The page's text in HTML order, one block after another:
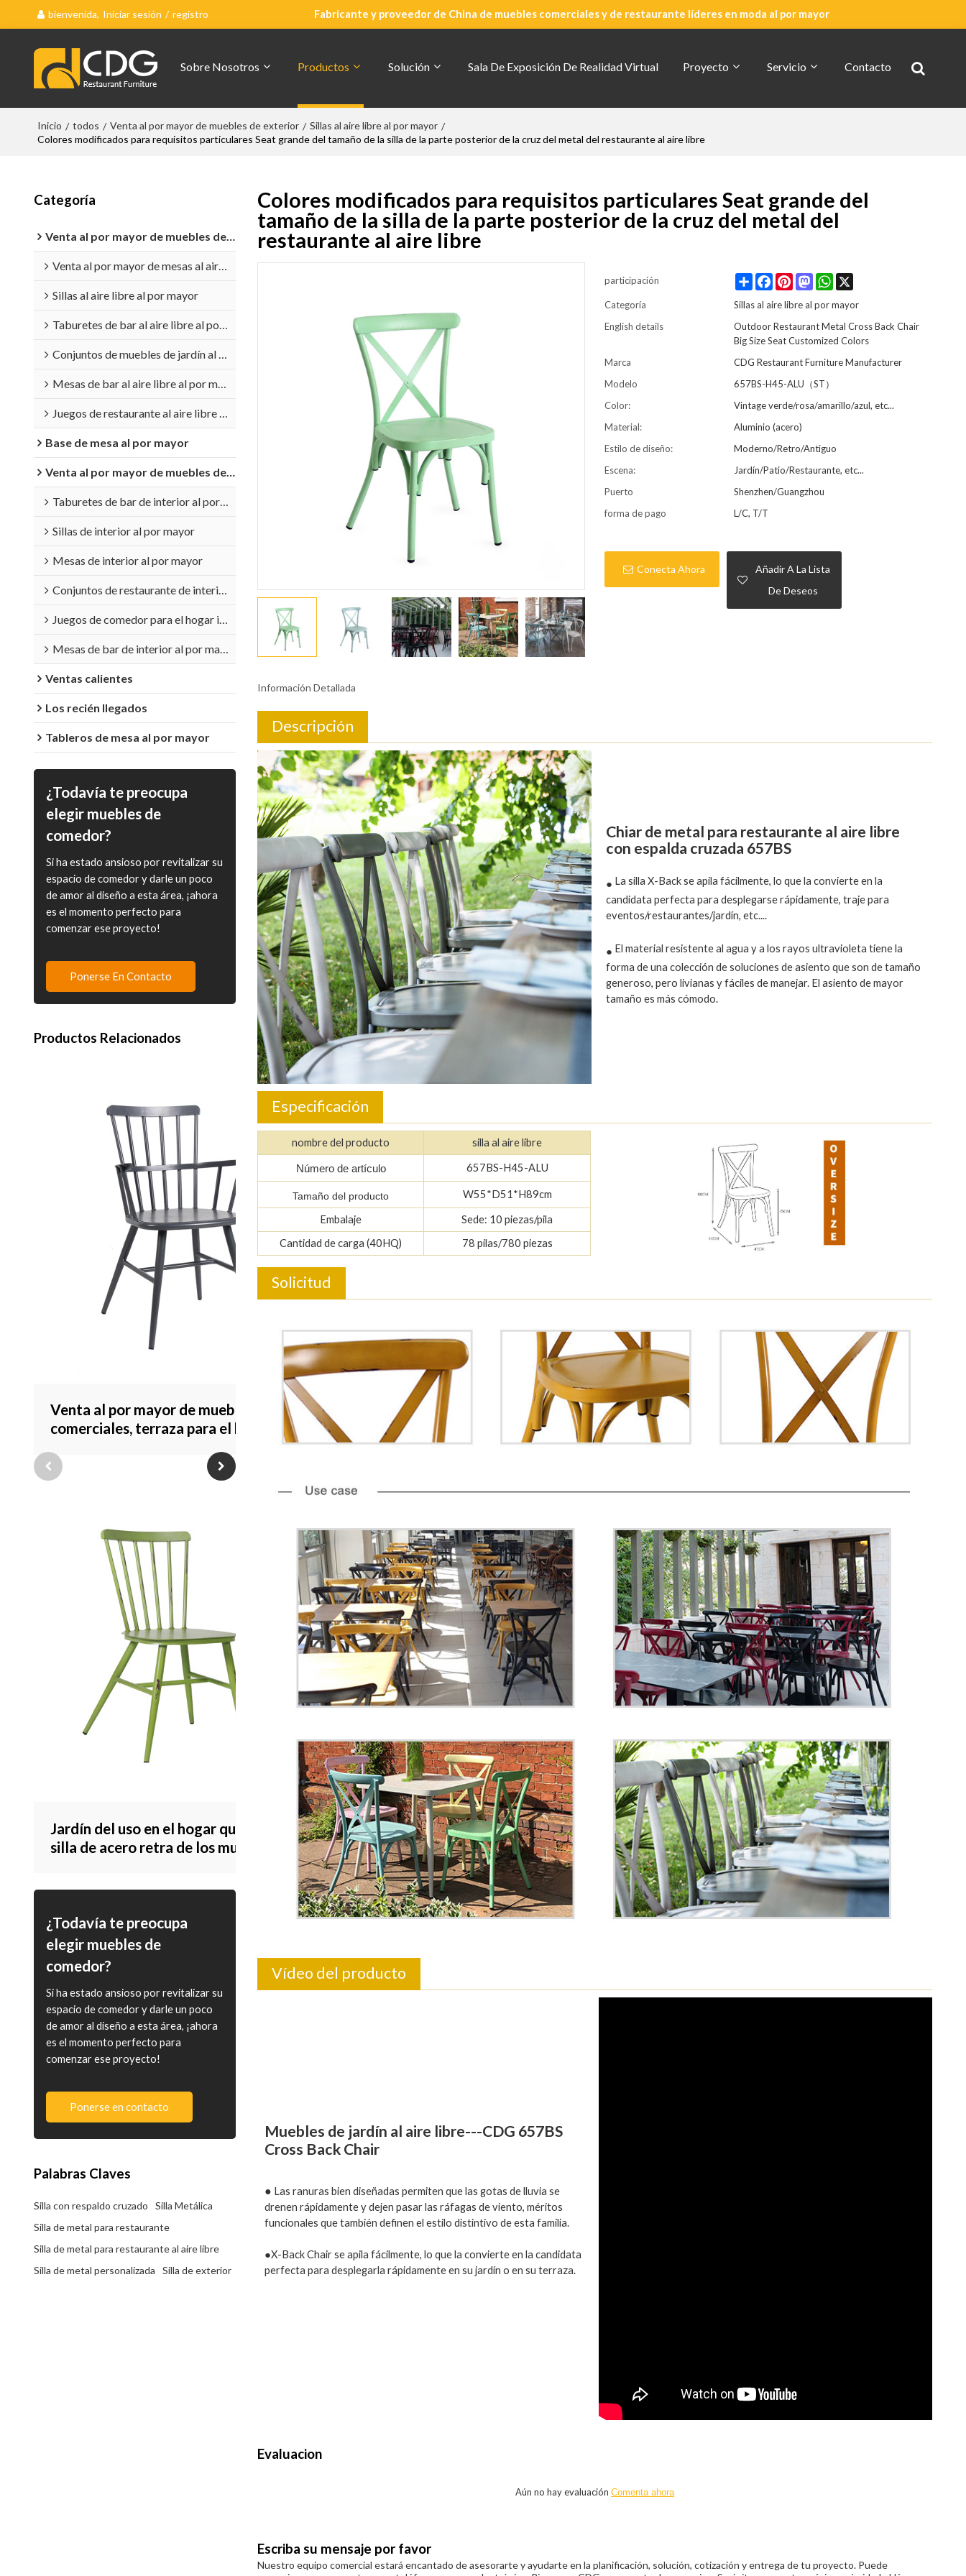
bienvenida, Iniciar sesión / registro Fabricante y proveedor de China de muebles comerciales y de restaurante líderes en moda al por mayor
Sobre Nosotros Productos Solución Sala De Exposición De Realidad Virtual Proyecto Servicio Contacto
Cotización Rápida
Inicio / todos / Venta al por mayor de muebles de exterior / Sillas al aire libre al por mayor /
Colores modificados para requisitos particulares Seat grande del tamaño de la silla de la parte posterior de la cruz del metal del restaurante al aire libre
Categoría
Venta al por mayor de muebles de exterior
Venta al por mayor de mesas al aire libre
Sillas al aire libre al por mayor
Taburetes de bar al aire libre al por mayor
Conjuntos de muebles de jardín al por mayor
Mesas de bar al aire libre al por mayor
Juegos de restaurante al aire libre al por mayor
Base de mesa al por mayor
Venta al por mayor de muebles de interior
Taburetes de bar de interior al por mayor
Sillas de interior al por mayor
Mesas de interior al por mayor
Conjuntos de restaurante de interior al por mayor
Juegos de comedor para el hogar interior al por mayor
Mesas de bar de interior al por mayor
Ventas calientes
Los recién llegados
Tableros de mesa al por mayor
¿Todavía te preocupa
elegir muebles de
comedor?
Si ha estado ansioso por revitalizar su
espacio de comedor y darle un poco
de amor al diseño a esta área, ¡ahora
es el momento perfecto para
comenzar ese proyecto!
Ponerse En Contacto
Productos Relacionados
Venta al por mayor de muebles
comerciales, terraza para el hogar,
sillón de comedor para jardín, muebles
de exterior
Jardín del uso en el hogar que cena la
silla de acero retra de los muebles que
¿Todavía te preocupa
elegir muebles de
comedor?
Si ha estado ansioso por revitalizar su
espacio de comedor y darle un poco
de amor al diseño a esta área, ¡ahora
es el momento perfecto para
comenzar ese proyecto!
Ponerse en contacto
Palabras Claves
Silla con respaldo cruzado
Silla Metálica
Silla de metal para restaurante
Silla de metal para restaurante al aire libre
Silla de metal personalizada
Silla de exterior
Colores modificados para requisitos particulares Seat grande del
tamaño de la silla de la parte posterior de la cruz del metal del
restaurante al aire libre
participación ShareFacebookPinterestMastodonWhatsApp
X
Categoría
Sillas al aire libre al por mayor
English details
Outdoor Restaurant Metal Cross Back Chair
Big Size Seat Customized Colors
Marca
CDG Restaurant Furniture Manufacturer
Modelo
657BS-H45-ALU（ST）
Color:
Vintage verde/rosa/amarillo/azul, etc...
Material:
Aluminio (acero)
Estilo de diseño:
Moderno/Retro/Antiguo
Escena:
Jardín/Patio/Restaurante, etc...
Puerto
Shenzhen/Guangzhou
forma de pago
L/C, T/T
Conecta Ahora
Añadir A La Lista
De Deseos
Información Detallada
Descripción
Chiar de metal para restaurante al aire libre
con espalda cruzada 657BS
● La silla X-Back se apila fácilmente, lo que la convierte en la
candidata perfecta para desplegarse rápidamente, traje para
eventos/restaurantes/jardín, etc....
● El material resistente al agua y a los rayos ultravioleta tiene la
forma de una colección de soluciones de asiento que son de tamaño
generoso, pero livianas y fáciles de manejar. El asiento de mayor
tamaño es más cómodo.
Especificación
nombre del producto silla al aire libre
Número de artículo 657BS-H45-ALU
Tamaño del producto W55*D51*H89cm
Embalaje
Sede: 10 piezas/pila
Cantidad de carga (40HQ)
78 pilas/780 piezas
Solicitud
Vídeo del producto
Muebles de jardín al aire libre---CDG 657BS
Cross Back Chair
● Las ranuras bien diseñadas permiten que las gotas de lluvia se
drenen rápidamente y dejen pasar las ráfagas de viento, méritos
funcionales que también definen el estilo distintivo de esta familia.
●X-Back Chair se apila fácilmente, lo que la convierte en la candidata
perfecta para desplegarla rápidamente en su jardín o en su terraza.
Evaluacion
Aún no hay evaluaciónComenta ahora
Escriba su mensaje por favor
Nuestro equipo comercial estará encantado de asesorarte y ayudarte en la planificación, solución, cotización y entrega de tu proyecto. Puede